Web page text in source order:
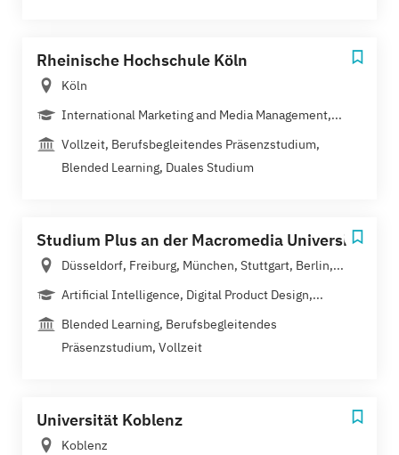
Rheinische Hochschule Köln
Köln
International Marketing and Media Management,...
Vollzeit, Berufsbegleitendes Präsenzstudium,
Blended Learning, Duales Studium
Studium Plus an der Macromedia University
Düsseldorf, Freiburg, München, Stuttgart, Berlin,...
Artificial Intelligence, Digital Product Design,...
Blended Learning, Berufsbegleitendes
Präsenzstudium, Vollzeit
Universität Koblenz
Koblenz